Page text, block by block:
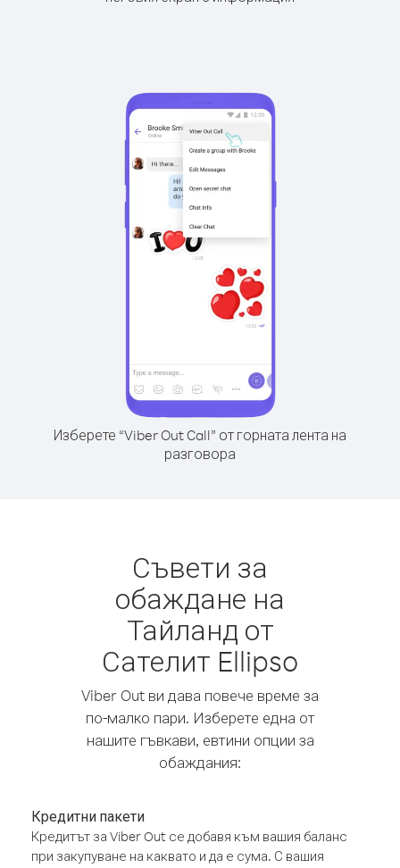
Изберете “Viber Out Call” от горната лента на
разговора
Съвети за
обаждане на
Тайланд от
Сателит Ellipso
Viber Out ви дава повече време за
по-малко пари. Изберете една от
нашите гъвкави, евтини опции за
обаждания:
Кредитни пакети
Кредитът за Viber Out се добавя към вашия баланс
при закупуване на каквато и да е сума. С вашия